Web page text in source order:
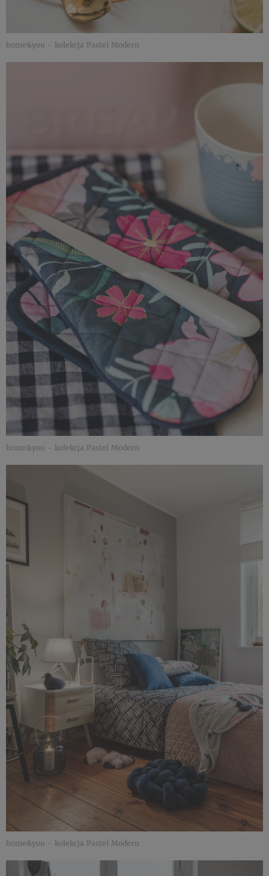
home&you - kolekcja Pastel Modern
home&you - kolekcja Pastel Modern
home&you - kolekcja Pastel Modern